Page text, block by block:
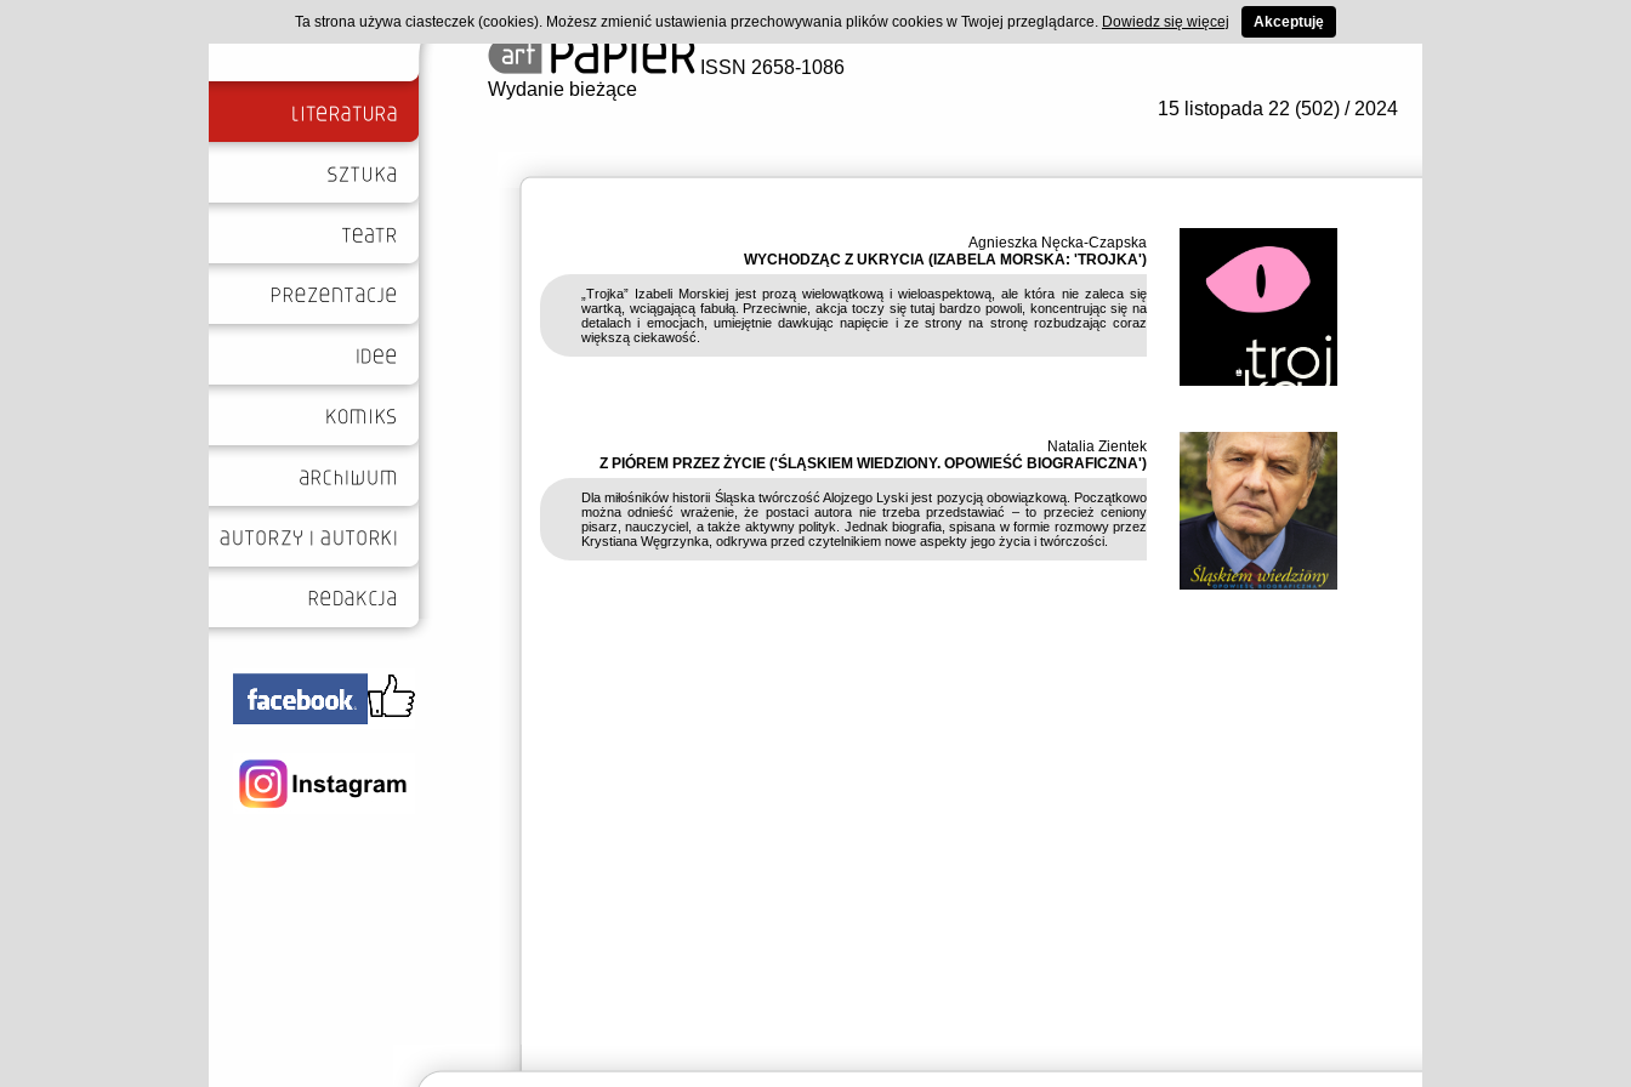
ISSN 2658-1086
Wydanie bieżące
15 listopada 22 (502) / 2024
Agnieszka Nęcka-Czapska
WYCHODZĄC Z UKRYCIA (IZABELA MORSKA: 'TROJKA')
„Trojka” Izabeli Morskiej jest prozą wielowątkową i wieloaspektową, ale która nie zaleca się
wartką, wciągającą fabułą. Przeciwnie, akcja toczy się tutaj bardzo powoli, koncentrując się na
detalach i emocjach, umiejętnie dawkując napięcie i ze strony na stronę rozbudzając coraz
większą ciekawość.
Natalia Zientek
Z PIÓREM PRZEZ ŻYCIE ('ŚLĄSKIEM WIEDZIONY. OPOWIEŚĆ BIOGRAFICZNA')
Dla miłośników historii Śląska twórczość Alojzego Lyski jest pozycją obowiązkową. Początkowo
można odnieść wrażenie, że postaci autora nie trzeba przedstawiać – to przecież ceniony
pisarz, nauczyciel, a także aktywny polityk. Jednak biografia, spisana w formie rozmowy przez
Krystiana Węgrzynka, odkrywa przed czytelnikiem nowe aspekty jego życia i twórczości.
Ta strona używa ciasteczek (cookies). Możesz zmienić ustawienia przechowywania plików cookies w Twojej przeglądarce. Dowiedz się więcej Akceptuję